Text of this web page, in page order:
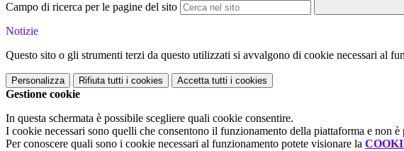
Campo di ricerca per le pagine del sito
Notizie
Questo sito o gli strumenti terzi da questo utilizzati si avvalgono di cookie necessari al
Personalizza Rifiuta tutti i cookies Accetta tutti i cookies
Gestione cookie
In questa schermata è possibile scegliere quali cookie consentire.
I cookie necessari sono quelli che consentono il funzionamento della piattaforma e non
Per conoscere quali sono i cookie necessari al funzionamento potete visionare la